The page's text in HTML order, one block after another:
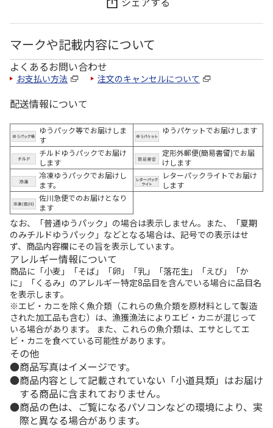
マークや記載内容について
よくあるお問い合わせ
お支払い方法 注文のキャンセルについて
配送情報について
ゆうパック等でお届けしま
す
ゆうパケットでお届けします
チルドゆうパックでお届け
します
定形外郵便(簡易書留)でお届
けします
冷凍ゆうパックでお届けし
ます。
レターパックライトでお届け
します
佐川急便でのお届けとなり
ます
なお、「普通ゆうパック」の場合は表示しません。また、「夏期
のみチルドゆうパック」などとなる場合は、記号での表示はせ
ず、商品内容欄にその旨を表示しています。
アレルギー情報について
商品に「小麦」「そば」「卵」「乳」「落花生」「えび」「か
に」「くるみ」のアレルギー特定8品目を含んでいる場合に品目名
を表示します。
※エビ・カニを除く魚介類（これらの魚介類を原材料として製造
された加工品も含む）は、漁獲漁法によりエビ・カニが混じって
いる場合があります。 また、これらの魚介類は、エサとしてエ
ビ・カニを食べている可能性があります。
その他
商品写真はイメージです。
商品内容として記載されていない「小道具類」はお届け
する商品に含まれておりません。
商品の色は、ご覧になるパソコンなどの環境により、実
際と異なる場合があります。